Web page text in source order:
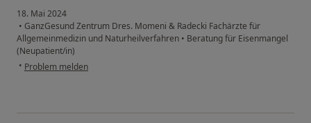
18. Mai 2024
• GanzGesund Zentrum Dres. Momeni & Radecki Fachärzte für
Allgemeinmedizin und Naturheilverfahren • Beratung für Eisenmangel
(Neupatient/in)
• Problem melden